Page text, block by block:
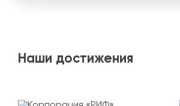
Наши достижения